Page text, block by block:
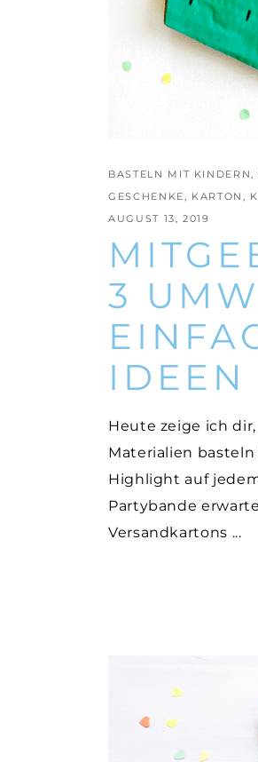
BASTELN MIT KINDERN,
GESCHENKE, KARTON,
AUGUST 13, 2019
3
IDEEN
Heute zeige ich
Materialien
Highlight auf
Partybande
Versandkartons